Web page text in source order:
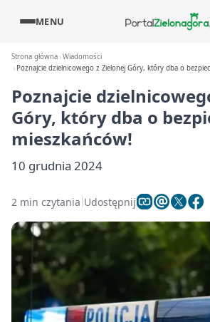
MENU
Strona główna Wiadomości
Poznajcie dzielnicowego z Zielonej Góry, który dba o
Poznajcie
Góry, który dba o
mieszkańców!
10 grudnia 2024
2 min czytania Udostępnij